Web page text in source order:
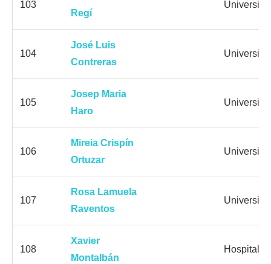
103
Regí
104
José Luis
Contreras
105
Josep Maria
Haro
106
Mireia Crispín
Ortuzar
107
Rosa Lamuela
Raventos
108
Xavier
Montalbán
Hospital